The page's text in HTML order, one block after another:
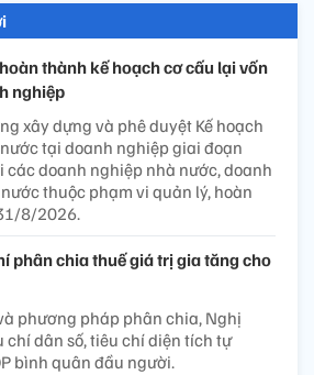
thành kế hoạch cơ cấu lại vốn
nghiệp
xây dựng và phê duyệt Kế hoạch
tại doanh nghiệp giai đoạn
các doanh nghiệp nhà nước, doanh
thuộc phạm vi quản lý, hoàn
8/2026.
phân chia thuế giá trị gia tăng cho
phương pháp phân chia, Nghị
dân số, tiêu chí diện tích tự
bình quân đầu người.